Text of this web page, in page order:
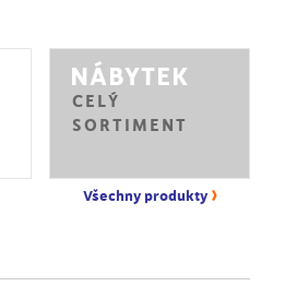
NÁBYTEK
CELÝ
SORTIMENT
Všechny produkty ›